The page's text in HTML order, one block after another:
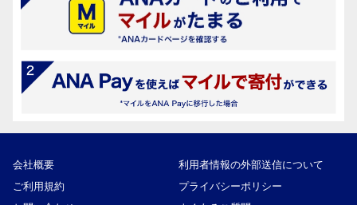
会社概要
利用者情報の外部送信について
ご利用規約
プライバシーポリシー